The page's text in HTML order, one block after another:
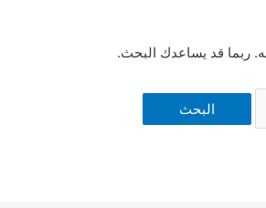
ربما قد يساعدك البحث.